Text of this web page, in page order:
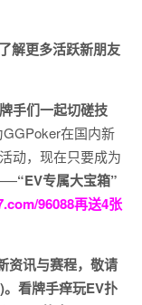
了解更多活跃新朋友
手们一起切磋技
在国内新
动，现在只要成为
“EV专属大宝箱”
96088再送4张
资讯与赛程， 敬请
)。 看牌手痒玩EV扑